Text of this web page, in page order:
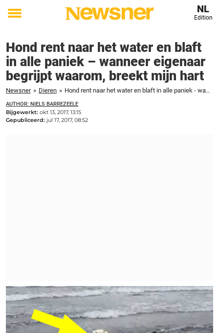
Toggle
NL
Edition
Hond rent naar het water en blaft
in alle paniek – wanneer eigenaar
begrijpt waarom, breekt mijn hart
Newsner » Dieren » Hond rent naar het water en blaft in alle paniek - wanneer eigenaar begrijpt waarom, breekt mijn hart
AUTHOR: NIELS BARREZEELE
Bijgewerkt: okt 13, 2017, 13:15
Gepubliceerd: jul 17, 2017, 08:52